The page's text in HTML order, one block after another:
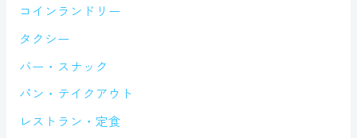
コインランドリー
タクシー
バー・スナック
パン・テイクアウト
レストラン・定食